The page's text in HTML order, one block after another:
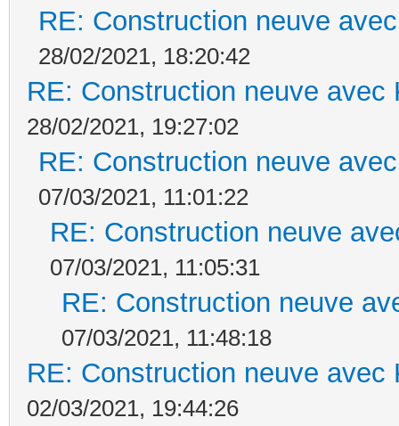
RE: Construction neuve
28/02/2021, 18:20:42
RE: Construction neuve avec
28/02/2021, 19:27:02
RE: Construction neuve
07/03/2021, 11:01:22
RE: Construction neuve
07/03/2021, 11:05:31
RE: Construction neuve
07/03/2021, 11:48:18
RE: Construction neuve avec
02/03/2021, 19:44:26